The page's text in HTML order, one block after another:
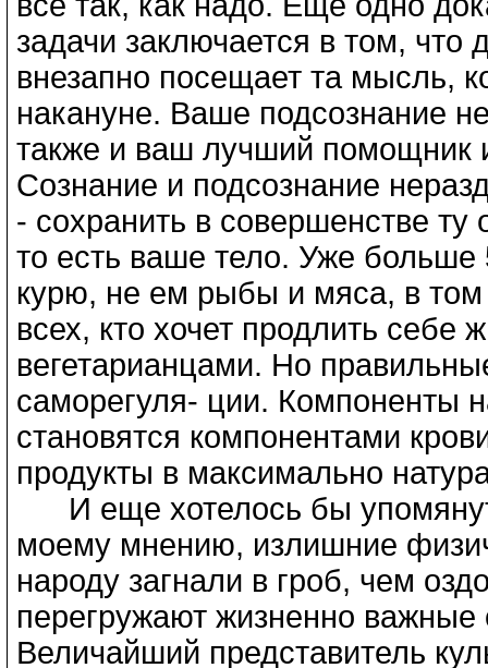
задачи заключается в том,
внезапно посещает та мысль,
накануне. Ваше подсознание
также и ваш лучший помощник
Сознание и подсознание
- сохранить в совершенстве ту
то есть ваше тело. Уже больше
курю, не ем рыбы и мяса, в
всех, кто хочет продлить себе
вегетарианцами. Но
саморегуля- ции. Компоненты
становятся компонентами
продукты в максимально
И еще хотелось бы
моему мнению, излишние
народу загнали в гроб, чем
перегружают жизненно
Величайший представитель